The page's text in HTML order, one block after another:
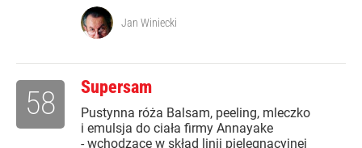
Jan Winiecki
Supersam
Pustynna róża Balsam, peeling, mleczko
i emulsja do ciała firmy Annayake
- wchodzące w skład linii pielęgnacyjnej
58